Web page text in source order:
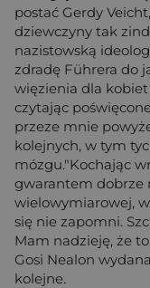
postać Gerdy
dziewczyny tak
nazistowską
zdradę Führera do
więzienia dla
czytając
przeze mnie
kolejnych, w tym
mózgu."Kochając
gwarantem dobrze
wielowymiarowej,
się nie zapomni.
Mam nadzieję, że
Gosi Nealon
kolejne.